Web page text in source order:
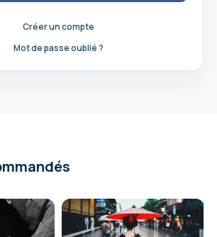
Créer un compte
Mot de passe oublié ?